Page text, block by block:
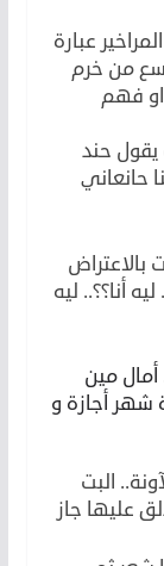
عبارة
من خرم
فهم
يقول حند
حانعاني
أنا؟؟.. ليه
مين
شهر أجازة و
البت
عليها جاز